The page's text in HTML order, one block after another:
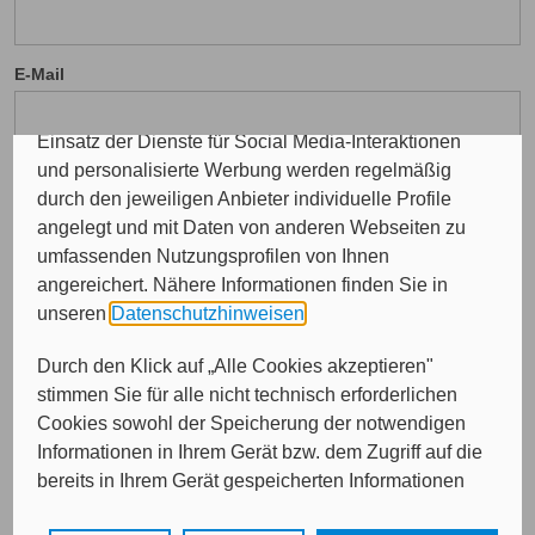
Insgesamt werden Ihre Daten an maximal sechs
Einsatz der Dienste für Social Media-Interaktionen
und personalisierte Werbung werden regelmäßig
durch den jeweiligen Anbieter individuelle Profile
angelegt und mit Daten von anderen Webseiten zu
umfassenden Nutzungsprofilen von Ihnen
angereichert. Nähere Informationen finden Sie in
unseren Datenschutzhinweisen
Durch den Klick auf „Alle Cookies akzeptieren"
stimmen Sie für alle nicht technisch erforderlichen
Cookies sowohl der Speicherung der notwendigen
Informationen in Ihrem Gerät bzw. dem Zugriff auf die
bereits in Ihrem Gerät gespeicherten Informationen
E-Mail
Von wem möchten Sie beraten werden?
Bitte treffen Sie eine Auswahl...